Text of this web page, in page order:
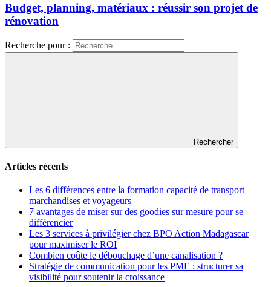
Budget, planning, matériaux : réussir son projet de
rénovation
Recherche pour :
Rechercher
Articles récents
Les 6 différences entre la formation capacité de transport
marchandises et voyageurs
7 avantages de miser sur des goodies sur mesure pour se
différencier
Les 3 services à privilégier chez BPO Action Madagascar
pour maximiser le ROI
Combien coûte le débouchage d’une canalisation ?
Stratégie de communication pour les PME : structurer sa
visibilité pour soutenir la croissance